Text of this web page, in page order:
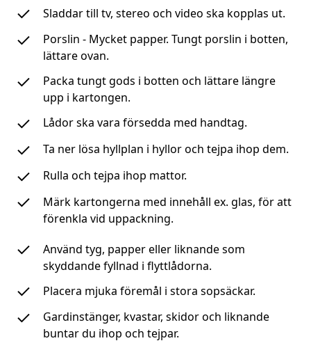
Sladdar till tv, stereo och video ska kopplas ut.
Porslin - Mycket papper. Tungt porslin i botten,
lättare ovan.
Packa tungt gods i botten och lättare längre
upp i kartongen.
Lådor ska vara försedda med handtag.
Ta ner lösa hyllplan i hyllor och tejpa ihop dem.
Rulla och tejpa ihop mattor.
Märk kartongerna med innehåll ex. glas, för att
förenkla vid uppackning.
Använd tyg, papper eller liknande som
skyddande fyllnad i flyttlådorna.
Placera mjuka föremål i stora sopsäckar.
Gardinstänger, kvastar, skidor och liknande
buntar du ihop och tejpar.